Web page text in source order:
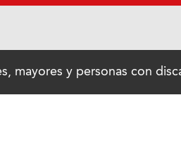
mayores y personas con